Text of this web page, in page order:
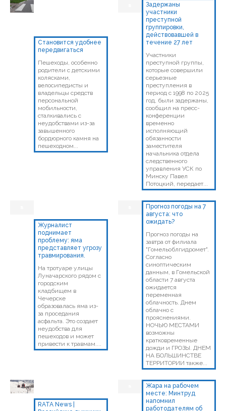
Становится удобнее
передвигаться
Пешеходы, особенно
родители с детскими
колясками,
велосипедисты и
владельцы средств
персональной
мобильности,
сталкивались с
неудобствами из-за
завышенного
бордюрного камня на
пешеходном...
Задержаны
участники
преступной
группировки,
действовавшей в
течение 27 лет
Участники
преступной группы,
которые совершили
серьезные
преступления в
период с 1998 по 2025
год, были задержаны,
сообщил на пресс-
конференции
временно
исполняющий
обязанности
заместителя
начальника отдела
следственного
управления УСК по
Минску Павел
Потоцкий, передает...
Журналист
поднимает
проблему: яма
представляет угрозу
травмирования.
На тротуаре улицы
Луначарского рядом с
городским
кладбищем в
Чечерске
образовалась яма из-
за проседания
асфальта. Это создает
неудобства для
пешеходов и может
привести к травмам....
Прогноз погоды на 7
августа: что
ожидать?
Прогноз погоды на
завтра от филиала
"Гомельоблгидромет".
Согласно
синоптическим
данным, в Гомельской
области 7 августа
ожидается
переменная
облачность. Днем
облачно с
прояснениями.
НОЧЬЮ МЕСТАМИ
возможны
кратковременные
дожди и ГРОЗЫ. ДНЕМ
НА БОЛЬШИНСТВЕ
ТЕРРИТОРИИ также...
RATA News |
Жара на рабочем
месте: Минтруд
напомнил
работодателям об